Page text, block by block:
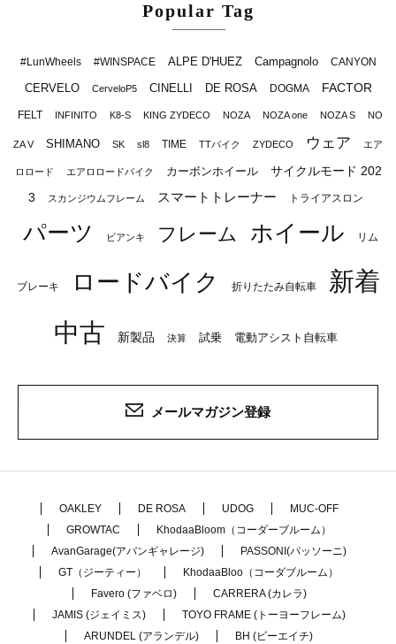
Popular Tag
#LunWheels #WINSPACE ALPE D'HUEZ Campagnolo CANYON
CERVELO CerveloP5 CINELLI DE ROSA DOGMA FACTOR
FELT INFINITO K8-S KING ZYDECO NOZA NOZA one NOZA S NO
ZA V SHIMANO SK sl8 TIME TTバイク ZYDECO ウェア エア
ロロード エアロロードバイク カーボンホイール
サイクルモード 202
3
スカンジウムフレーム スマートトレーナー トライアスロン
パーツ ビアンキ フレーム ホイール リム
ブレーキ ロードバイク 折りたたみ自転車
新着
中古
新製品 決算 試乗 電動アシスト自転車
メールマガジン登録
OAKLEY DE ROSA UDOG
MUC-OFF
GROWTAC
KhodaaBloom（コーダーブルーム）
AvanGarage(アバンギャレージ)
PASSONI(パッソーニ)
GT（ジーティー）
KhodaaBloo（コーダブルーム）
Favero (ファベロ)
CARRERA (カレラ)
JAMIS (ジェイミス)
TOYO FRAME (トーヨーフレーム)
ARUNDEL (アランデル)
BH (ビーエイチ)